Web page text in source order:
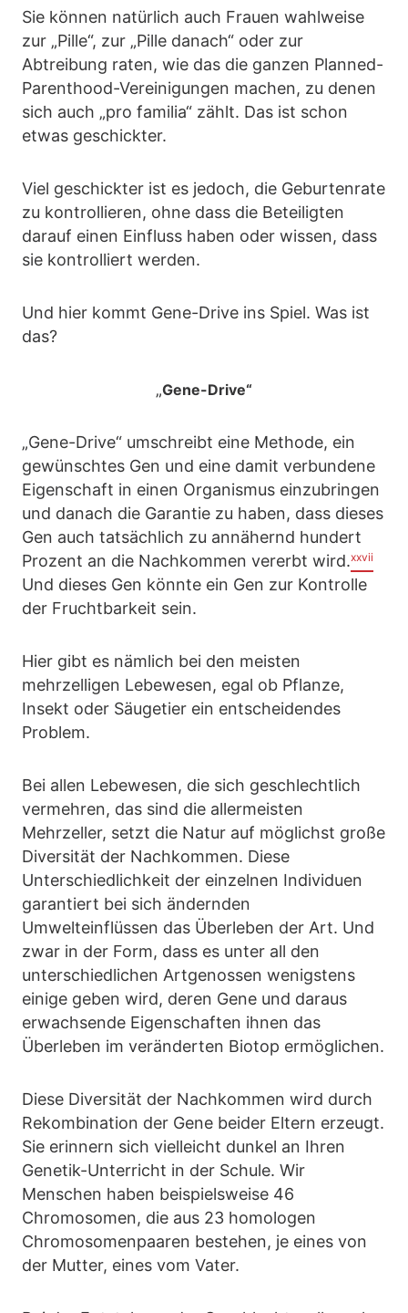
Sie können natürlich auch Frauen wahlweise
zur „Pille“, zur „Pille danach“ oder zur
Abtreibung raten, wie das die ganzen Planned-
Parenthood-Vereinigungen machen, zu denen
sich auch „pro familia“ zählt. Das ist schon
etwas geschickter.
Viel geschickter ist es jedoch, die Geburtenrate
zu kontrollieren, ohne dass die Beteiligten
darauf einen Einfluss haben oder wissen, dass
sie kontrolliert werden.
Und hier kommt Gene-Drive ins Spiel. Was ist
das?
„Gene-Drive“
„Gene-Drive“ umschreibt eine Methode, ein
gewünschtes Gen und eine damit verbundene
Eigenschaft in einen Organismus einzubringen
und danach die Garantie zu haben, dass dieses
Gen auch tatsächlich zu annähernd hundert
Prozent an die Nachkommen vererbt wird.xxvii
Und dieses Gen könnte ein Gen zur Kontrolle
der Fruchtbarkeit sein.
Hier gibt es nämlich bei den meisten
mehrzelligen Lebewesen, egal ob Pflanze,
Insekt oder Säugetier ein entscheidendes
Problem.
Bei allen Lebewesen, die sich geschlechtlich
vermehren, das sind die allermeisten
Mehrzeller, setzt die Natur auf möglichst große
Diversität der Nachkommen. Diese
Unterschiedlichkeit der einzelnen Individuen
garantiert bei sich ändernden
Umwelteinflüssen das Überleben der Art. Und
zwar in der Form, dass es unter all den
unterschiedlichen Artgenossen wenigstens
einige geben wird, deren Gene und daraus
erwachsende Eigenschaften ihnen das
Überleben im veränderten Biotop ermöglichen.
Diese Diversität der Nachkommen wird durch
Rekombination der Gene beider Eltern erzeugt.
Sie erinnern sich vielleicht dunkel an Ihren
Genetik-Unterricht in der Schule. Wir
Menschen haben beispielsweise 46
Chromosomen, die aus 23 homologen
Chromosomenpaaren bestehen, je eines von
der Mutter, eines vom Vater.